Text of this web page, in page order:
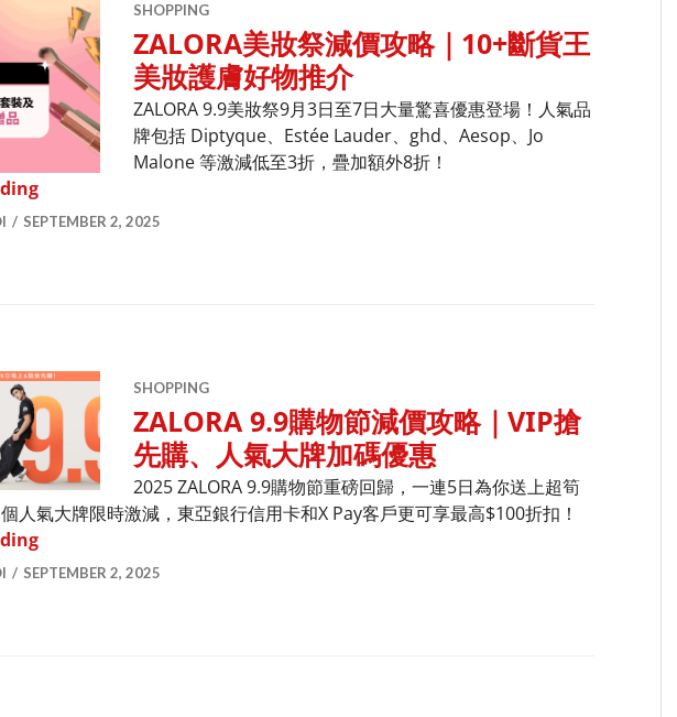
SHOPPING
ZALORA美妝祭減價攻略｜10+斷貨王
美妝護膚好物推介
ZALORA 9.9美妝祭9月3日至7日大量驚喜優惠登場！人氣品
牌包括 Diptyque、Estée Lauder、ghd、Aesop、Jo
Malone 等激減低至3折，疊加額外8折！
ZALORA美妝祭減價攻略｜10+斷貨王美妝護膚好物推介
SEPTEMBER 2, 2025
SHOPPING
ZALORA 9.9購物節減價攻略｜VIP搶
先購、人氣大牌加碼優惠
2025 ZALORA 9.9購物節重磅回歸，一連5日為你送上超筍
人氣大牌限時激減，東亞銀行信用卡和X Pay客戶更可享最高$100折扣！
ZALORA 9.9購物節減價攻略｜VIP搶先購、人氣大牌加碼優惠
SEPTEMBER 2, 2025